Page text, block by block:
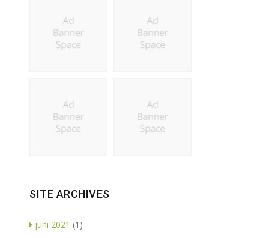
SITE ARCHIVES
juni 2021 (1)